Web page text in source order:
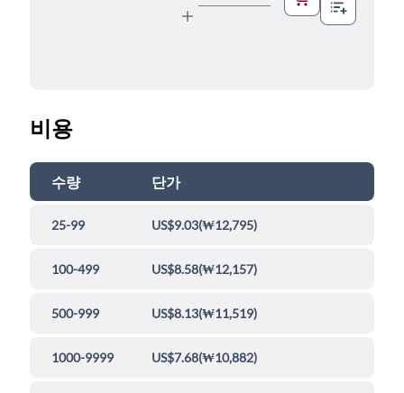
비용
수량 단가
25-99 US$9.03(₩12,795)
100-499 US$8.58(₩12,157)
500-999 US$8.13(₩11,519)
1000-9999 US$7.68(₩10,882)